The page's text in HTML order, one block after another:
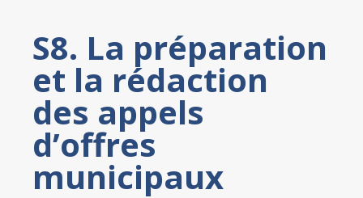
S8. La préparation
et la rédaction
des appels
d’offres
municipaux